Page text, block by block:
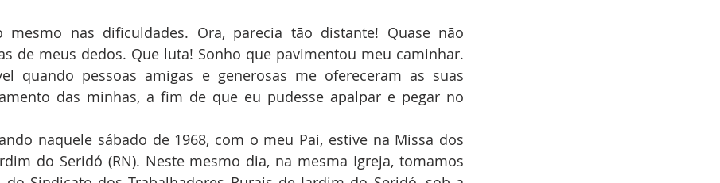
mesmo nas dificuldades. Ora, parecia tão distante! Quase não
de meus dedos. Que luta! Sonho que pavimentou meu caminhar.
quando pessoas amigas e generosas me ofereceram as suas
das minhas, a fim de que eu pudesse apalpar e pegar no
naquele sábado de 1968, com o meu Pai, estive na Missa dos
do Seridó (RN). Neste mesmo dia, na mesma Igreja, tomamos